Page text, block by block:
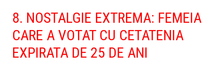
8. NOSTALGIE EXTREMA: FEMEIA
CARE A VOTAT CU CETATENIA
EXPIRATA DE 25 DE ANI